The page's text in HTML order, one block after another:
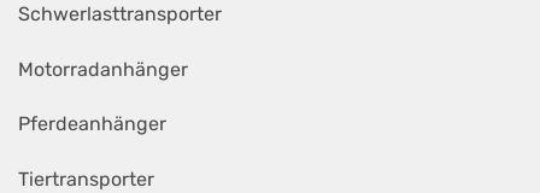
Schwerlasttransporter
Motorradanhänger
Pferdeanhänger
Tiertransporter